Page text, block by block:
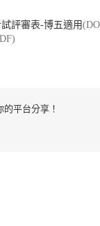
評審表-博五適用
平台分享！